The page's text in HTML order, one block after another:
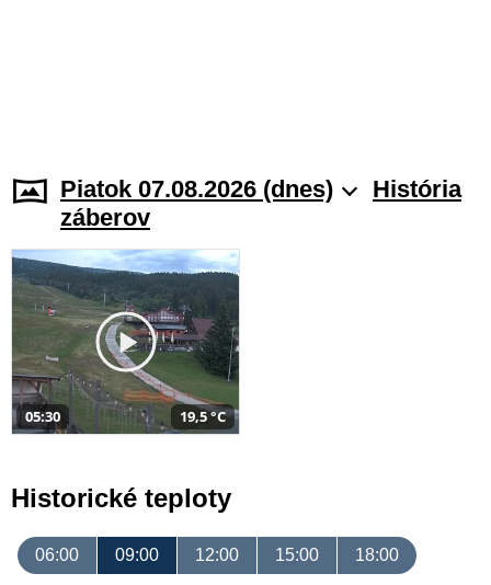
Piatok 07.08.2026 (dnes)
História
záberov
05:30 19,5 °C
Historické teploty
06:00 09:00 12:00 15:00 18:00